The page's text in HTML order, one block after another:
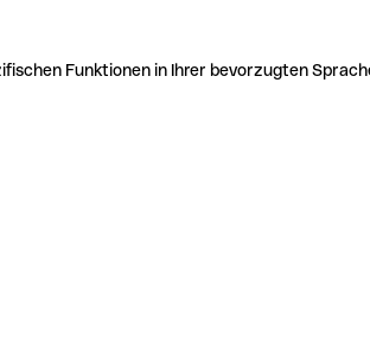
Funktionen in Ihrer bevorzugten